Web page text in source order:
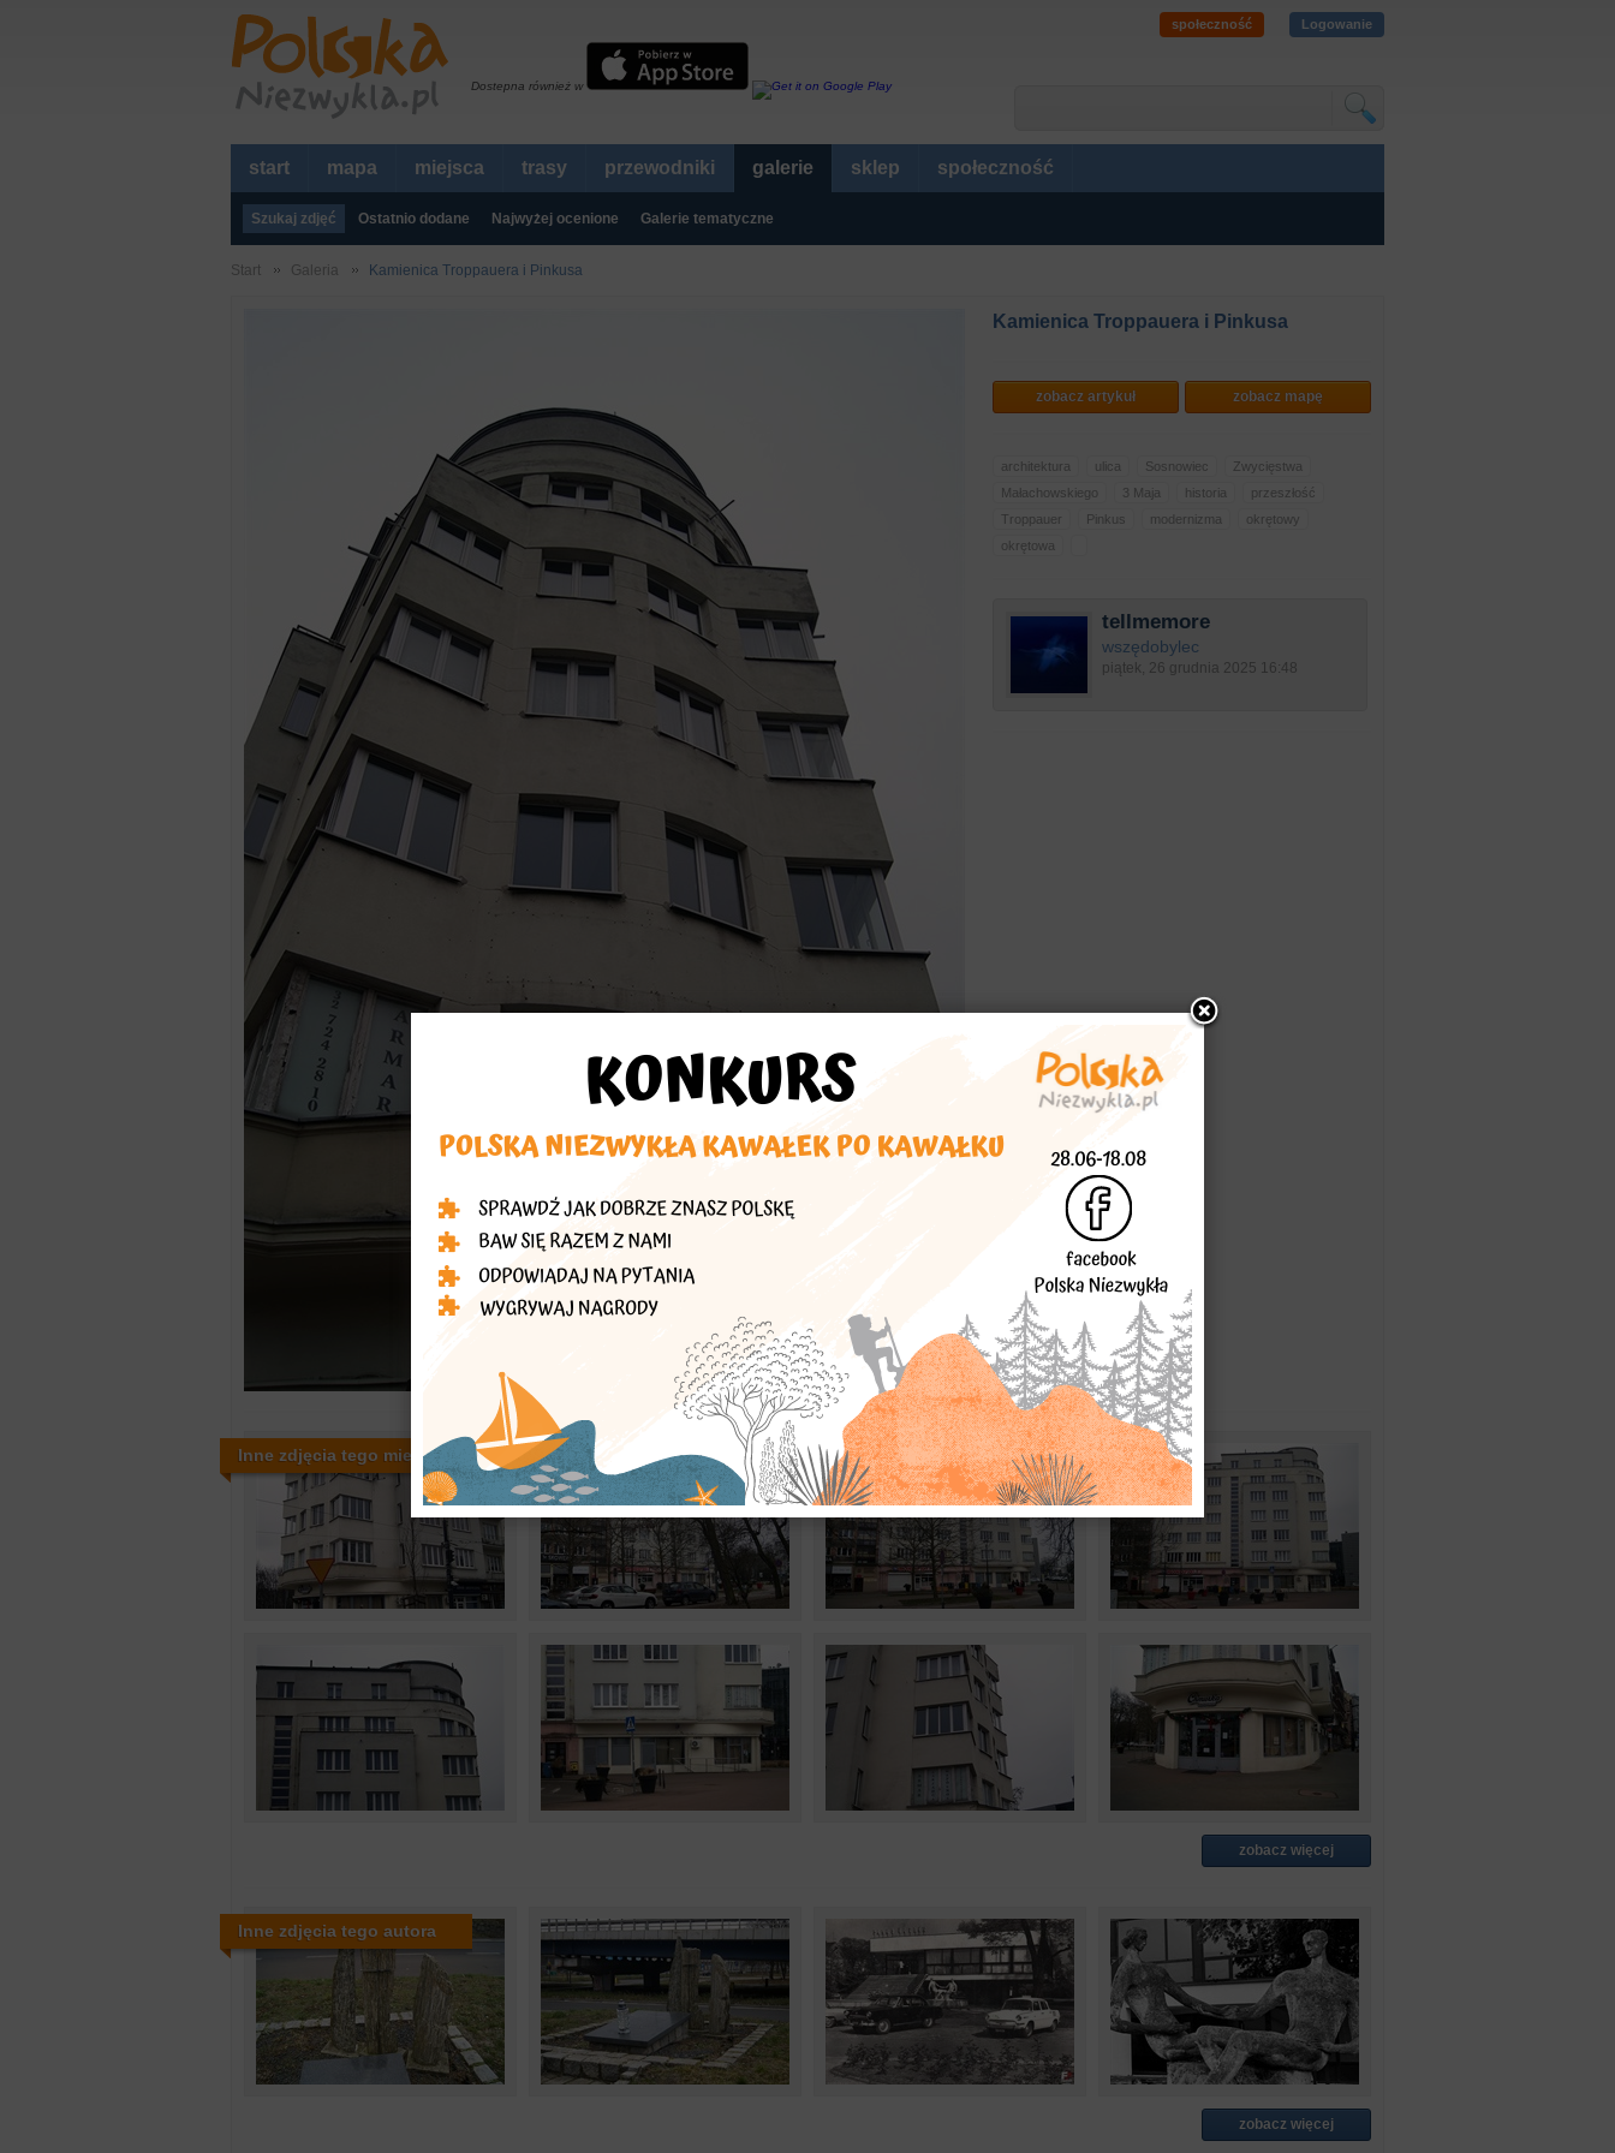
Dostepna również w
społeczność Logowanie
start mapa miejsca trasy przewodniki galerie sklep społeczność
Szukaj zdjęć Ostatnio dodane Najwyżej ocenione Galerie tematyczne
Start Galeria Kamienica Troppauera i Pinkusa
Kamienica Troppauera i Pinkusa
zobacz artykuł zobacz mapę
architektura ulica Sosnowiec
Zwycięstwa
Małachowskiego
3 Maja historia
przeszłość
Troppauer
Pinkus modernizma
okrętowy
okrętowa
tellmemore
wszędobylec
piątek, 26 grudnia 2025 16:48
Inne zdjęcia tego miejsca
zobacz więcej
Inne zdjęcia tego autora
zobacz więcej